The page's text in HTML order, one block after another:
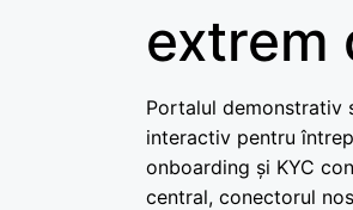
extrem
Portalul demonstrativ
interactiv pentru
onboarding și KYC
central, conectorul